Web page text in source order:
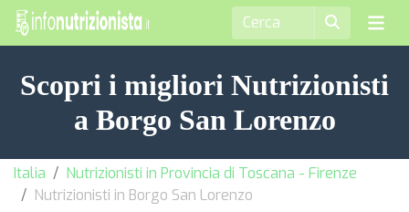
Scopri i migliori Nutrizionisti
a Borgo San Lorenzo
Italia
Nutrizionisti in Provincia di Toscana - Firenze
Nutrizionisti in Borgo San Lorenzo